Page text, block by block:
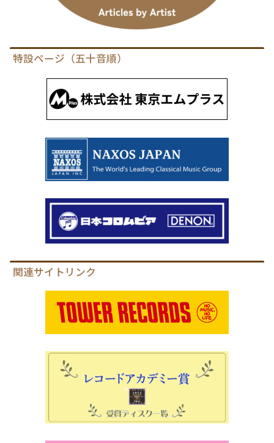
特設ページ（五十音順）
関連サイトリンク